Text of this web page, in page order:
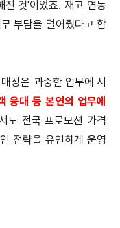
진 것'이었죠. 재고 연동
부담을 덜어줬다고 합
장은 과중한 업무에 시
응대 등 본연의 업무에
도 전국 프로모션 가격
전략을 유연하게 운영